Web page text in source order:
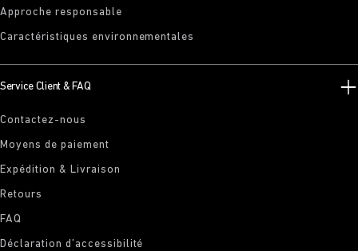
Approche responsable
Caractéristiques environnementales
Service Client & FAQ
Contactez-nous
Moyens de paiement
Expédition & Livraison
Retours
FAQ
Déclaration d’accessibilité